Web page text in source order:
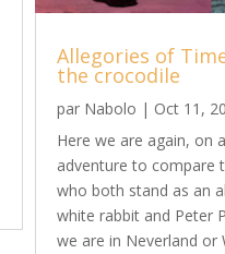
Allegories of
the crocodile
par Nabolo | Oct 11,
Here we are again, on
adventure to compare
who both stand as an
white rabbit and Peter
we are in Neverland or